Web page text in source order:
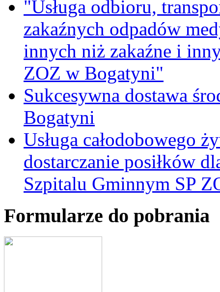
"Usługa odbioru,
zakaźnych odpadów
innych niż zakaźne i
ZOZ w Bogatyni"
Sukcesywna dostawa
Bogatyni
Usługa całodobowego
dostarczanie posiłków
Szpitalu Gminnym SP
Formularze do pobrania